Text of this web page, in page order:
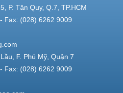
P. Tân Quy, Q.7, TP.HCM
Fax: (028) 6262 9009
F. Phú Mỹ, Quận 7
Fax: (028) 6262 9009